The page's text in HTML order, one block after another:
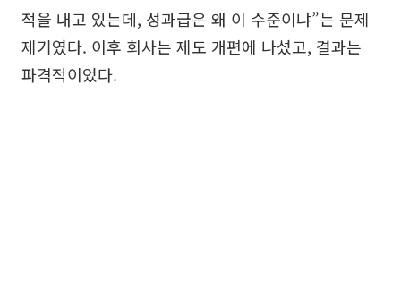
적을 내고 있는데, 성과급은 왜 이 수준이냐”는 문제
제기였다. 이후 회사는 제도 개편에 나섰고, 결과는
파격적이었다.